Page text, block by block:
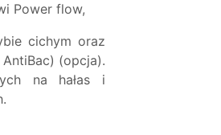
Power flow,
cichym oraz
(opcja).
na hałas i